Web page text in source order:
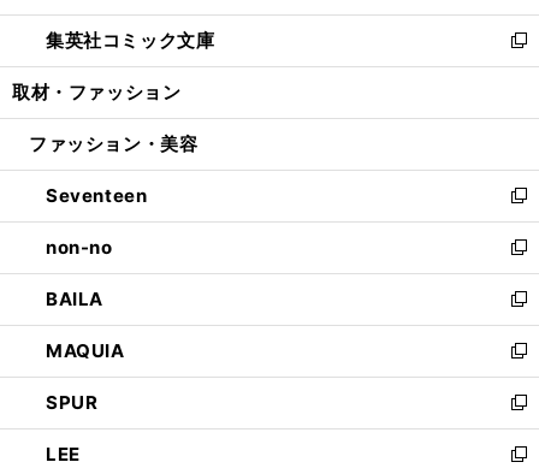
開
く
ウ
で
開
ン
ド
ウ
開
ウ
ィ
ン
ウ
開
く
し
い
ウ
ン
ウ
で
開
く
集英社コミック文庫
新
し
ウ
ン
ド
ウ
で
開
く
取材・ファッション
ファッション・美容
Seventeen
新
し
い
ウ
ィ
ン
ド
ウ
で
開
く
non-no
新
し
い
ウ
ィ
ン
ド
ウ
で
BAILA
新
し
い
ウ
ィ
ン
ド
MAQUIA
新
し
い
ウ
ィ
SPUR
新
し
い
LEE
新